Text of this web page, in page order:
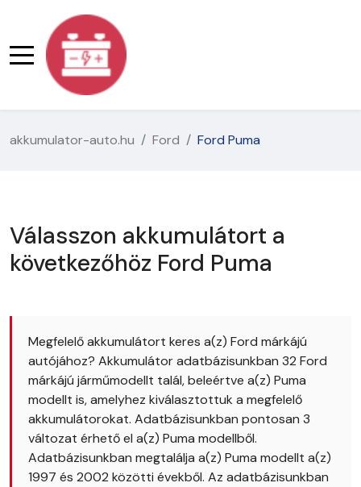
akkumulator-auto.hu Ford Ford Puma
Válasszon akkumulátort a
következőhöz Ford Puma
Megfelelő akkumulátort keres a(z) Ford márkájú
autójához? Akkumulátor adatbázisunkban 32 Ford
márkájú járműmodellt talál, beleértve a(z) Puma
modellt is, amelyhez kiválasztottuk a megfelelő
akkumulátorokat. Adatbázisunkban pontosan 3
változat érhető el a(z) Puma modellből.
Adatbázisunkban megtalálja a(z) Puma modellt a(z)
1997 és 2002 közötti évekből. Az adatbázisunkban